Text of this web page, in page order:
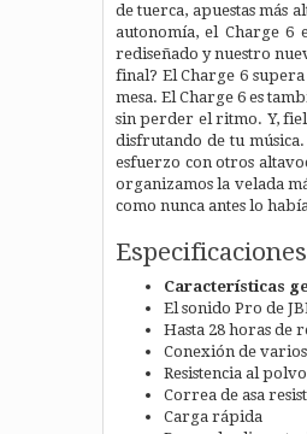
de tuerca, apuestas más
autonomía, el Charge 6
rediseñado y nuestro
final? El Charge 6
mesa. El Charge 6 es
sin perder el ritmo. Y,
disfrutando de tu
esfuerzo con otros
organizamos la velada
como nunca antes lo
Especificaciones
Características
El sonido Pro de
Hasta 28 horas de
Conexión de
Resistencia al
Correa de asa
Carga rápida